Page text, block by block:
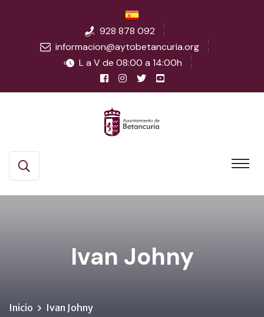
928 878 092
informacion@aytobetancuria.org
L a V de 08:00 a 14:00h
Ivan Johny
Inicio Ivan Johny